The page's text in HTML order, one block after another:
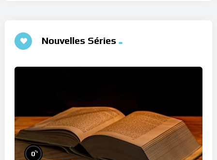
Nouvelles Séries
0%